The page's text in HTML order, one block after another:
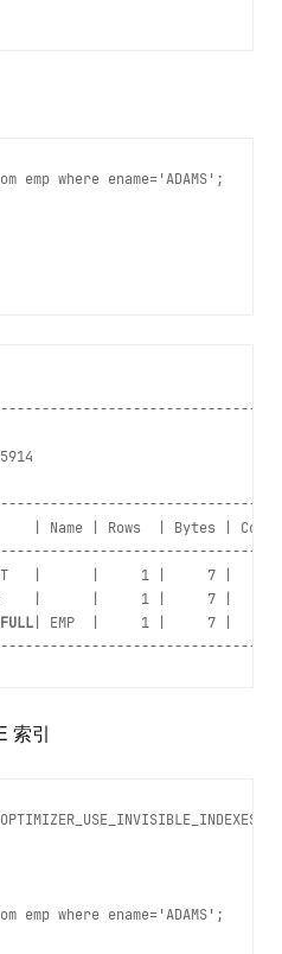
where ename='ADAMS';
Name | Rows  | Bytes | Cost
|      |     1 |     7 |
|      |     1 |     7
| EMP  |     1 |     7 |     3
索引
where ename='ADAMS';